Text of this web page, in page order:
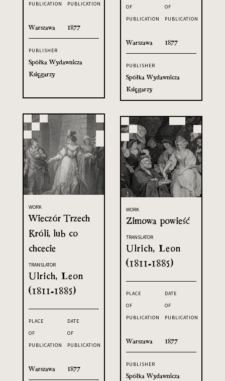
PUBLICATION
Warszawa
PUBLICATION
1877
PUBLISHER
Spółka Wydawnicza
Księgarzy
OF
PUBLICATION
Warszawa
OF
PUBLICATION
1877
PUBLISHER
Spółka Wydawnicza
Księgarzy
WORK
Wieczór Trzech
Króli, lub co
chcecie
TRANSLATOR
Ulrich, Leon
(1811-1885)
PLACE
OF
PUBLICATION
Warszawa
DATE
OF
PUBLICATION
1877
WORK
Zimowa powieść
TRANSLATOR
Ulrich, Leon
(1811-1885)
PLACE
OF
PUBLICATION
Warszawa
DATE
OF
PUBLICATION
1877
PUBLISHER
Spółka Wydawnicza